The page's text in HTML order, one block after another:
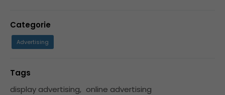
Categorie
Advertising
Tags
display advertising, online advertising